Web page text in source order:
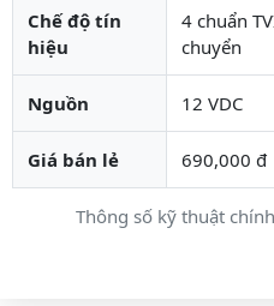
Thông số kỹ thuật chính
Chế độ tín
hiệu
4 chuẩn
chuyển
Nguồn 12 VDC
Giá bán lẻ 690,000 đ